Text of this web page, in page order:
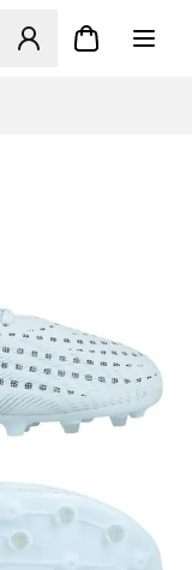
un modal para iniciar